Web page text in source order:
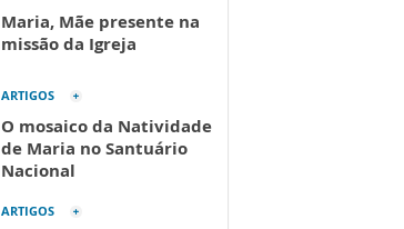
Maria, Mãe presente na
missão da Igreja
ARTIGOS
O mosaico da Natividade
de Maria no Santuário
Nacional
ARTIGOS